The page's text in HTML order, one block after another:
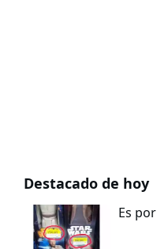
Destacado de hoy
Es